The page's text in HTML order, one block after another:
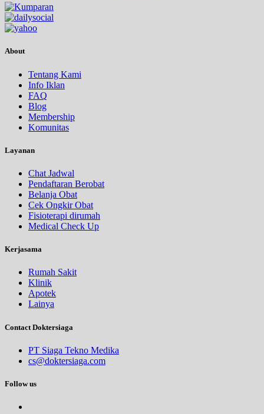
About
Tentang Kami
Info Iklan
FAQ
Blog
Membership
Komunitas
Layanan
Chat Jadwal
Pendaftaran Berobat
Belanja Obat
Cek Ongkir Obat
Fisioterapi dirumah
Medical Check Up
Kerjasama
Rumah Sakit
Klinik
Apotek
Lainya
Contact Doktersiaga
PT Siaga Tekno Medika
cs@doktersiaga.com
Follow us